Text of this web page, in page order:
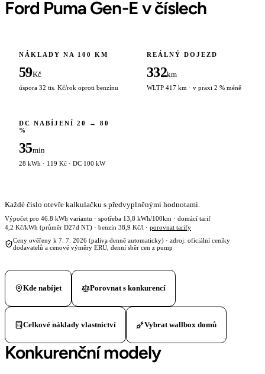
Ford Puma Gen-E v číslech
NÁKLADY NA 100 KM
59Kč
úspora 32 tis. Kč/rok oproti benzínu
REÁLNÝ DOJEZD
332km
WLTP 417 km · v praxi 2 % méně
DC NABÍJENÍ 20 → 80
%
35min
28 kWh · 119 Kč · DC 100 kW
Každé číslo otevře kalkulačku s předvyplněnými hodnotami.
Výpočet pro 46.8 kWh variantu · spotřeba 13,8 kWh/100km · domácí tarif
4,2 Kč/kWh (průměr D27d NT) · benzín 38,9 Kč/l · porovnat tarify
Ceny ověřeny k 7. 7. 2026 (paliva denně automaticky) · zdroj: oficiální ceníky
dodavatelů a cenové výměry ERÚ, denní sběr cen z pump
Kde nabíjet Porovnat s konkurencí
Celkové náklady vlastnictví Vybrat wallbox domů
Konkurenční modely